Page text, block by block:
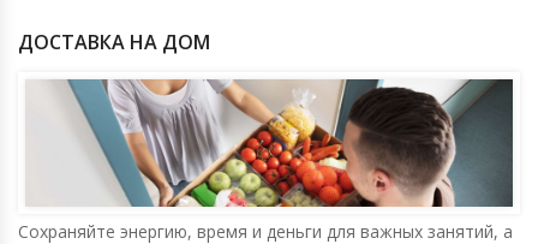
ДОСТАВКА НА ДОМ
Сохраняйте энергию, время и деньги для важных занятий, а